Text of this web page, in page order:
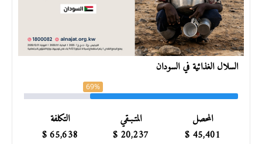
السلال الغذائية في السودان
69%
المحصل
45,401
$
المتـبـقي
20,237
$
التكلفة
65,638
$